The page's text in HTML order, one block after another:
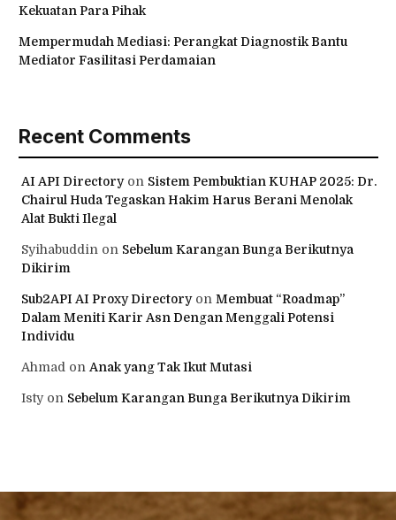
Kekuatan Para Pihak
Mempermudah Mediasi: Perangkat Diagnostik Bantu
Mediator Fasilitasi Perdamaian
Recent Comments
AI API Directoryon Sistem Pembuktian KUHAP 2025: Dr.
Chairul Huda Tegaskan Hakim Harus Berani Menolak
Alat Bukti Ilegal
Syihabuddin on Sebelum Karangan Bunga Berikutnya
Dikirim
Sub2API AI Proxy Directoryon Membuat “Roadmap”
Dalam Meniti Karir Asn Dengan Menggali Potensi
Individu
Ahmad on Anak yang Tak Ikut Mutasi
Istyon Sebelum Karangan Bunga Berikutnya Dikirim